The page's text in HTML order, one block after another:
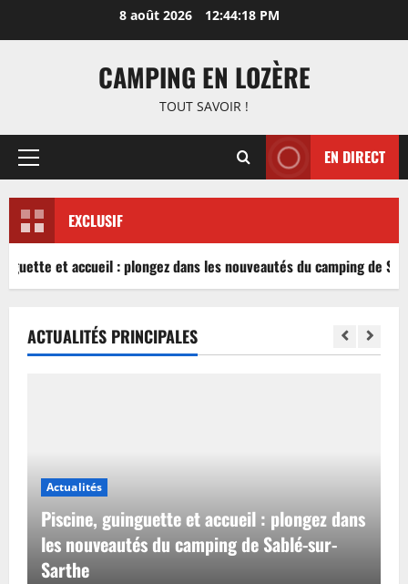
8 août 2026 12:44:18 PM
CAMPING EN LOZÈRE
TOUT SAVOIR !
Menu
EN DIRECT
EXCLUSIF
et accueil : plongez dans les nouveautés du camping de
ACTUALITÉS PRINCIPALES
Actualités
Piscine, guinguette et accueil : plongez dans
les nouveautés du camping de Sablé-sur-
Sarthe